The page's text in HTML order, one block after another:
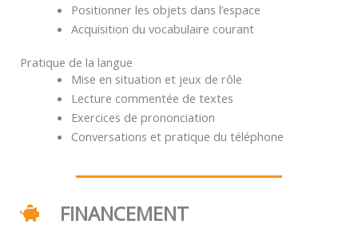
Positionner les objets dans l’espace
Acquisition du vocabulaire courant
Pratique de la langue
Mise en situation et jeux de rôle
Lecture commentée de textes
Exercices de prononciation
Conversations et pratique du téléphone
FINANCEMENT